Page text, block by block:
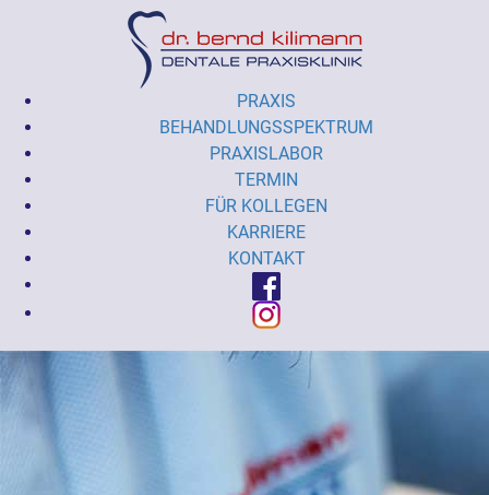
PRAXIS
BEHANDLUNGSSPEKTRUM
PRAXISLABOR
TERMIN
FÜR KOLLEGEN
KARRIERE
KONTAKT